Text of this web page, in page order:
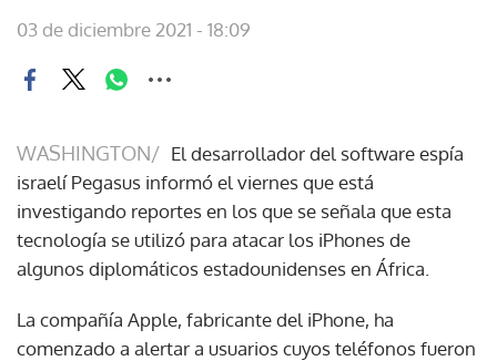
03 de diciembre 2021 - 18:09
WASHINGTON/ El desarrollador del software espía
israelí Pegasus informó el viernes que está
investigando reportes en los que se señala que esta
tecnología se utilizó para atacar los iPhones de
algunos diplomáticos estadounidenses en África.
La compañía Apple, fabricante del iPhone, ha
comenzado a alertar a usuarios cuyos teléfonos fueron